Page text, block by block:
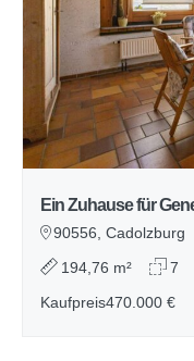
Ein Zuhause für
90556, Cadolzburg
194,76 m² 7
Kaufpreis470.000 €